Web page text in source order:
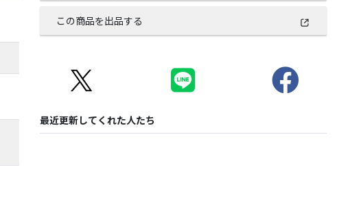
この商品を出品する
最近更新してくれた人たち